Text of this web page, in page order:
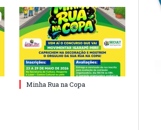
Minha Rua na Copa